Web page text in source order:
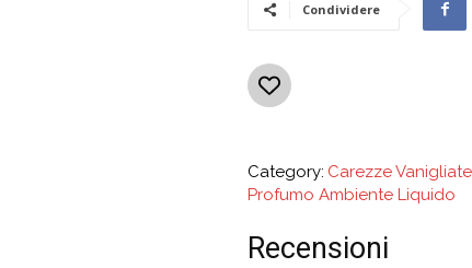
Condividere
Category: Carezze Vanigliate
Profumo Ambiente Liquido
Recensioni